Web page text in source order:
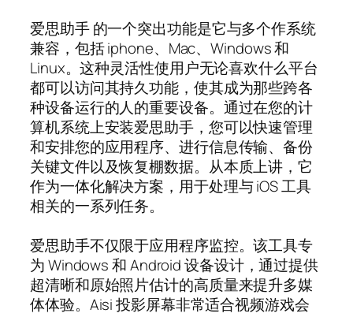
爱思助手 的一个突出功能是它与多个作系统
兼容，包括 iphone、Mac、Windows 和
Linux。这种灵活性使用户无论喜欢什么平台
都可以访问其持久功能，使其成为那些跨各
种设备运行的人的重要设备。通过在您的计
算机系统上安装爱思助手，您可以快速管理
和安排您的应用程序、进行信息传输、备份
关键文件以及恢复棚数据。从本质上讲，它
作为一体化解决方案，用于处理与 iOS 工具
相关的一系列任务。
爱思助手不仅限于应用程序监控。该工具专
为 Windows 和 Android 设备设计，通过提供
超清晰和原始照片估计的高质量来提升多媒
体体验。Aisi 投影屏幕非常适合视频游戏会